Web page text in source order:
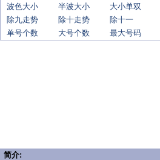
波色大小
半波大小 大小单双
除九走势
除十走势 除十一
单号个数
大号个数 最大号码
简介: